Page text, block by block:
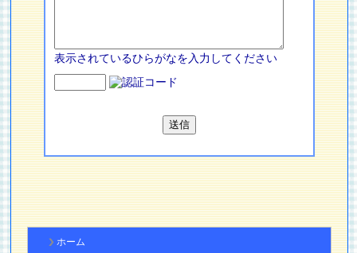
表示されているひらがなを入力してください
ホーム